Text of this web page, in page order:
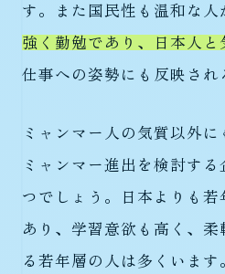
す。また国民性も温和な人
強く勤勉であり、日本人と
仕事への姿勢にも反映され
ミャンマー人の気質以外に
ミャンマー進出を検討する
つでしょう。日本よりも
あり、学習意欲も高く、
る若年層の人は多くいます